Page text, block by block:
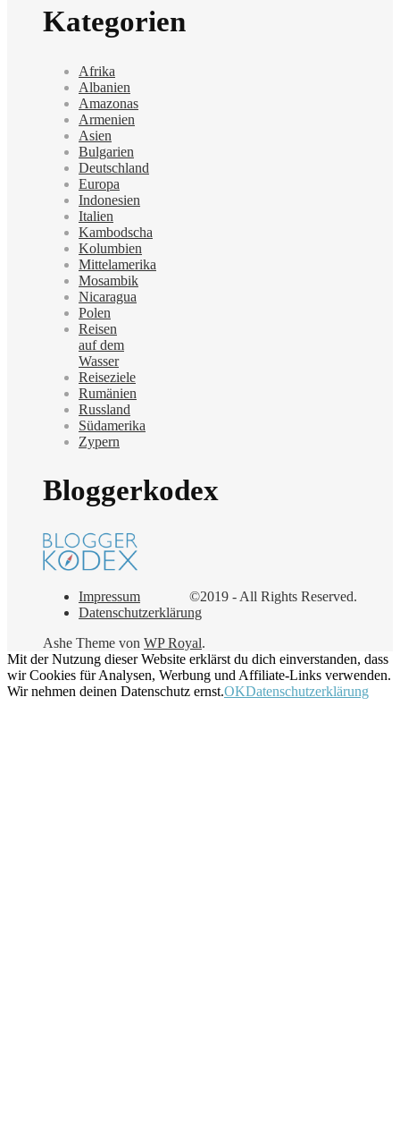
Kategorien
Afrika
Albanien
Amazonas
Armenien
Asien
Bulgarien
Deutschland
Europa
Indonesien
Italien
Kambodscha
Kolumbien
Mittelamerika
Mosambik
Nicaragua
Polen
Reisen
auf dem
Wasser
Reiseziele
Rumänien
Russland
Südamerika
Zypern
Bloggerkodex
©2019 - All Rights Reserved.
Impressum
Datenschutzerklärung
Ashe Theme von WP Royal.
Mit der Nutzung dieser Website erklärst du dich einverstanden, dass
wir Cookies für Analysen, Werbung und Affiliate-Links verwenden.
Wir nehmen deinen Datenschutz ernst.OKDatenschutzerklärung